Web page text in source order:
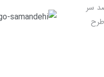
سر
(۱۲۰۰ طرح